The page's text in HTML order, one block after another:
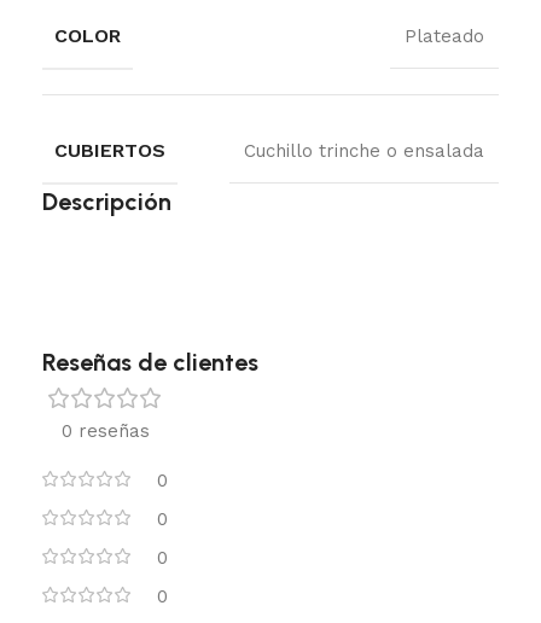
COLOR Plateado
CUBIERTOS Cuchillo trinche o ensalada
Descripción
Reseñas de clientes
0 reseñas
0
0
0
0